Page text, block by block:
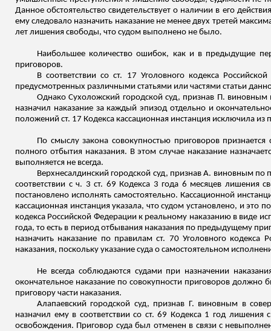
Данное обстоятельство свидетельствует о наличии в его
ему следовало назначить наказание не менее двух третей
лет лишения свободы, что судом выполнено не было.
Наибольшее количество ошибок, как и в предыдущие
приговоров.
В соответствии со ст. 17 Уголовного кодекса
предусмотренных различными статьями или частями статьи
Однако Сухоложский городской суд, признав П.
назначил наказание за каждый эпизод отдельно и
положений ст. 17 Кодекса кассационная инстанция исключила
По смыслу закона совокупностью приговоров
полного отбытия наказания. В этом случае наказание
выполняется не всегда.
Верхнесалдинский городской суд, признав А. виновным по
соответствии с ч. 3 ст. 69 Кодекса 3 года 6 месяцев
постановлено исполнять самостоятельно. Кассационной
кассационная инстанция указала, что судом установлено, и
кодекса Российской Федерации к реальному наказанию в виде
года, то есть в период отбывания наказания по предыдущему
назначить наказание по правилам ст. 70 Уголовного кодекса
наказания, поскольку указание суда о самостоятельном
Не всегда соблюдаются судами при назначении
окончательное наказание по совокупности приговоров
приговору части наказания.
Алапаевский городской суд, признав Г. виновным в
назначил ему в соответствии со ст. 69 Кодекса 1 год
освобождения. Приговор суда был отменен в связи с